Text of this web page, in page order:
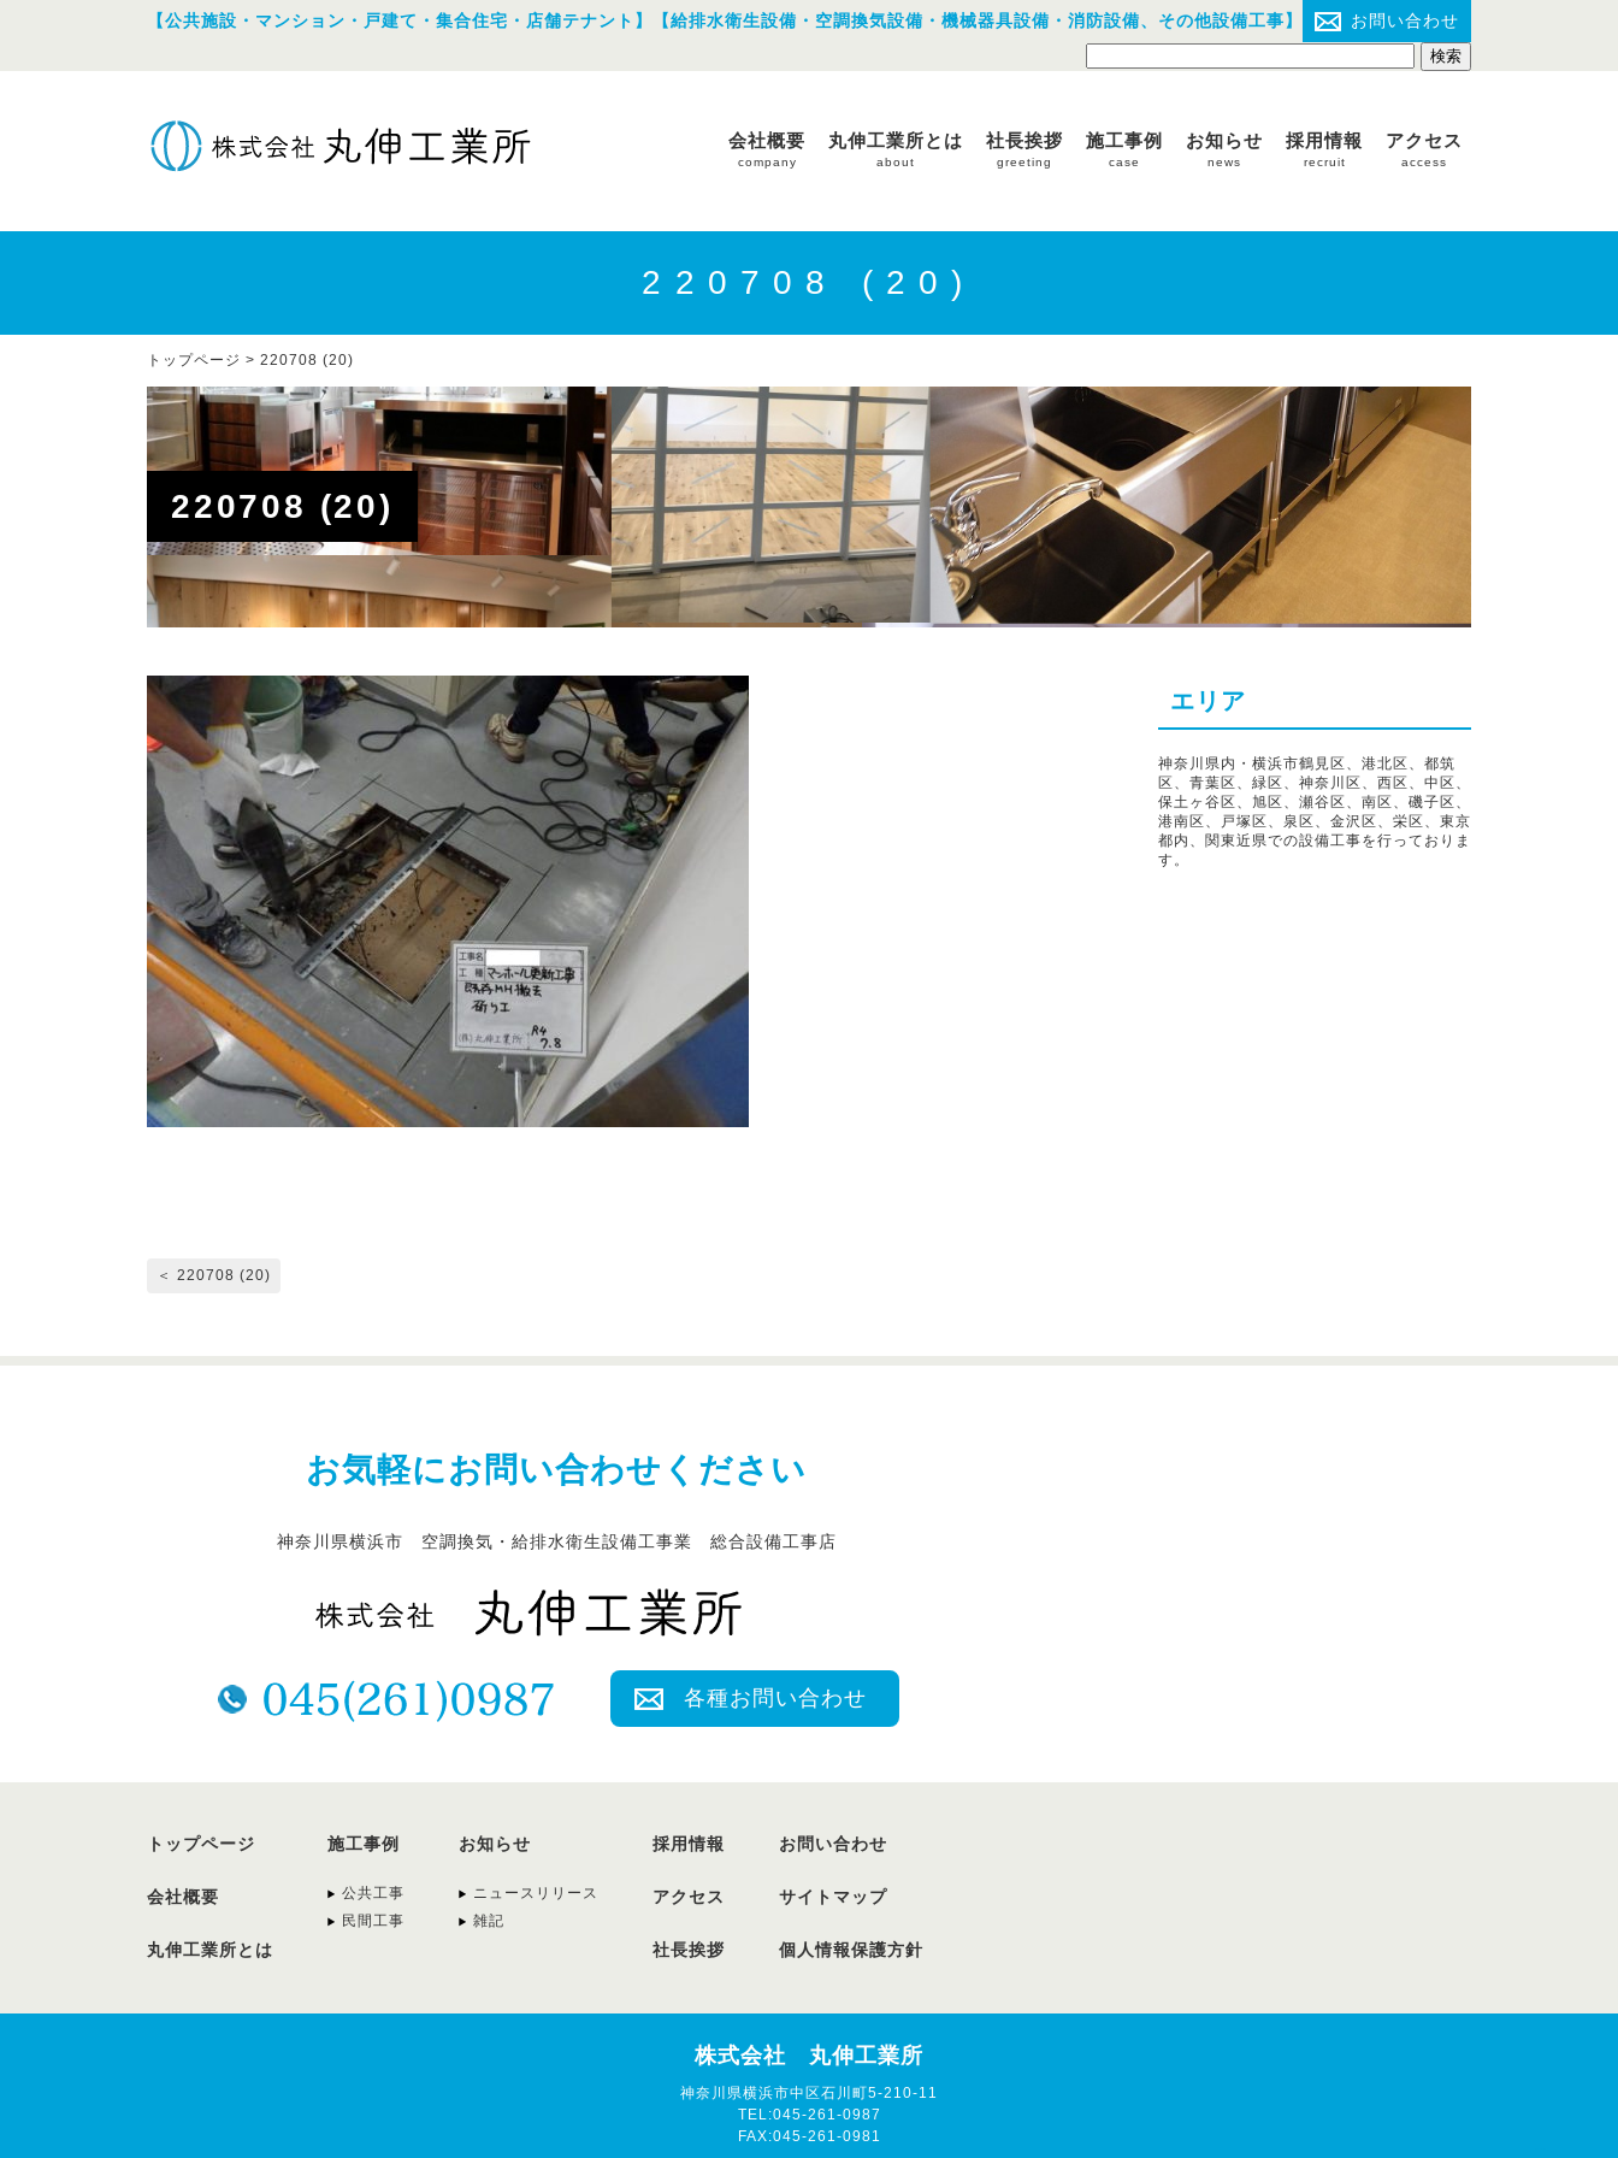
【公共施設・マンション・戸建て・集合住宅・店舗テナント】【給排水衛生設備・空調換気設備・機械器具設備・消防設備、その他設備工事】 お問い合わせ
会社概要
company
丸伸工業所とは
about
社長挨拶
greeting
施工事例
case
お知らせ
news
採用情報
recruit
アクセス
access
220708 (20)
トップページ > 220708 (20)
220708 (20)
＜ 220708 (20)
エリア
神奈川県内・横浜市鶴見区、港北区、都筑
区、青葉区、緑区、神奈川区、西区、中区、
保土ヶ谷区、旭区、瀬谷区、南区、磯子区、
港南区、戸塚区、泉区、金沢区、栄区、東京
都内、関東近県での設備工事を行っておりま
す。
お気軽にお問い合わせください
神奈川県横浜市 空調換気・給排水衛生設備工事業 総合設備工事店
各種お問い合わせ
トップページ
会社概要
丸伸工業所とは
施工事例
公共工事
民間工事
お知らせ
ニュースリリース
雑記
採用情報
アクセス
社長挨拶
お問い合わせ
サイトマップ
個人情報保護方針
株式会社 丸伸工業所
神奈川県横浜市中区石川町5-210-11
TEL:045-261-0987
FAX:045-261-0981